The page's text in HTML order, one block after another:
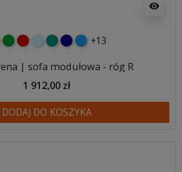
visibility
zielonyczerwony
błękitnyturkusowy
granatowy
niebieski
+13
| sofa modułowa - róg R
1 912,00 zł
DODAJ DO KOSZYKA